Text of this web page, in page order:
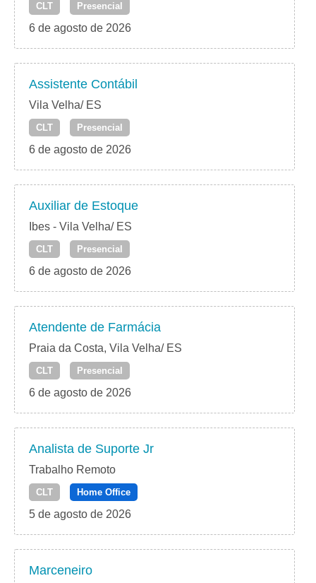
CLT Presencial
6 de agosto de 2026
Assistente Contábil
Vila Velha/ ES
CLT Presencial
6 de agosto de 2026
Auxiliar de Estoque
Ibes - Vila Velha/ ES
CLT Presencial
6 de agosto de 2026
Atendente de Farmácia
Praia da Costa, Vila Velha/ ES
CLT Presencial
6 de agosto de 2026
Analista de Suporte Jr
Trabalho Remoto
CLT Home Office
5 de agosto de 2026
Marceneiro